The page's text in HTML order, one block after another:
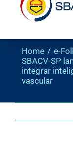
Home e-
SBACV-SP
integrar
vascular